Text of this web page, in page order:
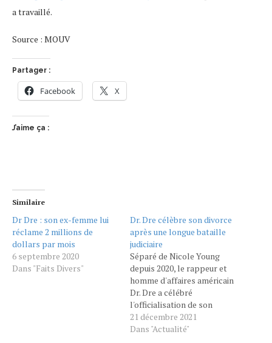
a travaillé.
Source : MOUV
Partager :
Facebook X
J’aime ça :
Similaire
Dr Dre : son ex-femme lui
réclame 2 millions de
dollars par mois
6 septembre 2020
Dans "Faits Divers"
Dr. Dre célèbre son divorce
après une longue bataille
judiciaire
Séparé de Nicole Young
depuis 2020, le rappeur et
homme d'affaires américain
Dr. Dre a célébré
l'officialisation de son
divorce. Le HuffPost
PEOPLE - L’épilogue d’un
21 décembre 2021
Dans "Actualité"